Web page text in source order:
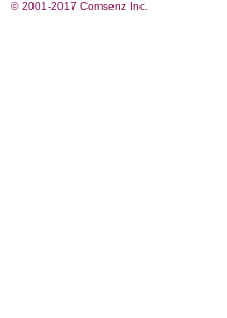
© 2001-2017 Comsenz Inc.